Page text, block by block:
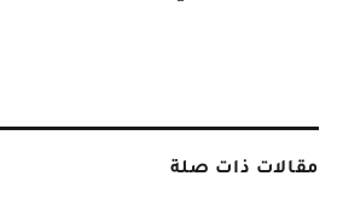
مقالات ذات صلة